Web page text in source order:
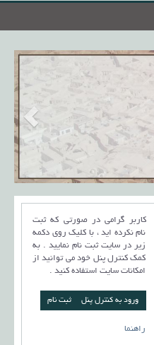
هزینه (تومان)
کاربر گرامی در صورتی که ثبت
نام نکرده اید ، با کلیک روی دکمه
زیر در سایت ثبت نام نمایید . به
کمک کنترل پنل خود می توانید از
امکانات سایت استفاده کنید .
ورود به کنترل پنل
راهنما